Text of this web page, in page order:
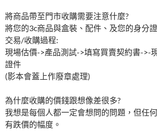
將商品帶至門市收購需要注意什麼?
將您的3c商品與盒裝、配件、及您的身分
交易/收購過程:
現場估價->產品測試->填寫買賣契約書->-
證件
(影本會蓋上作廢章處理)
為什麼收購的價錢跟想像差很多?
我想是每個人都一定會想問的問題，但任
有跌價的幅度。